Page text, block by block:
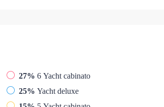
27% 6 Yacht cabinato
25% Yacht deluxe